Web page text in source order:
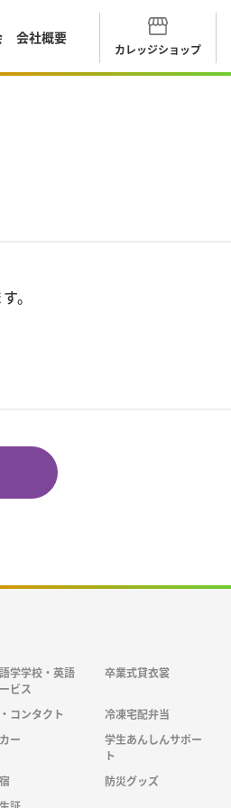
会社概要
カレッジショップ
。
学学校・英語
ビス
コンタクト
ー
卒業式貸衣裳
冷凍宅配弁当
学生あんしんサポー
ト
防災グッズ